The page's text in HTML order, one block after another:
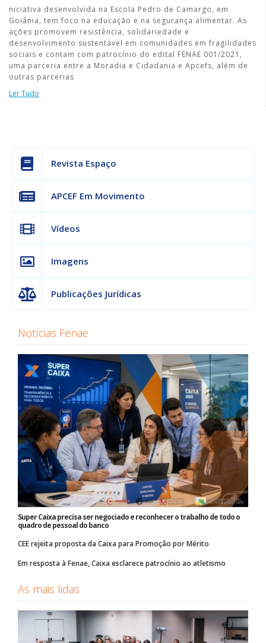
niciativa desenvolvida na Escola Pedro de Camargo, em
Goiânia, tem foco na educação e na segurança alimentar. As
ações promovem resistência, solidariedade e
desenvolvimento sustentável em comunidades em fragilidades
sociais e contam com patrocínio do edital FENAE 001/2021,
uma parceria entre a Moradia e Cidadania e Apcefs, além de
outras parcerias
Ler Tudo
Revista Espaço
APCEF Em Movimento
Vídeos
Imagens
Publicações Jurídicas
Notícias Fenae
Super Caixa precisa ser negociado e reconhecer o trabalho de todo o
quadro de pessoal do banco
CEE rejeita proposta da Caixa para Promoção por Mérito
Em resposta à Fenae, Caixa esclarece patrocínio ao atletismo
As mais lidas